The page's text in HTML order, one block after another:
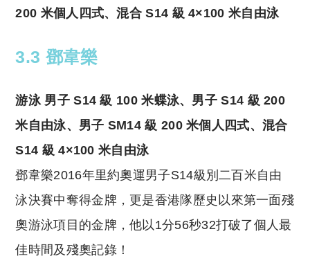
200 米個人四式、混合 S14 級 4×100 米自由泳
3.3 鄧韋樂
游泳 男子 S14 級 100 米蝶泳、男子 S14 級 200
米自由泳、男子 SM14 級 200 米個人四式、混合
S14 級 4×100 米自由泳
鄧韋樂2016年里約奧運男子S14級別二百米自由
泳決賽中奪得金牌，更是香港隊歷史以來第一面殘
奧游泳項目的金牌，他以1分56秒32打破了個人最
佳時間及殘奧記錄！